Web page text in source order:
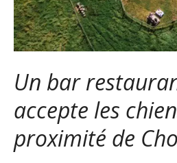
Un bar
accepte les
proximité de